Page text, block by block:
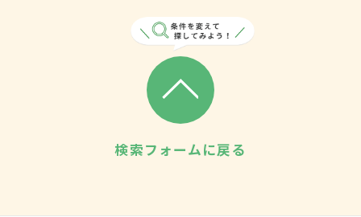
検索フォームに戻る